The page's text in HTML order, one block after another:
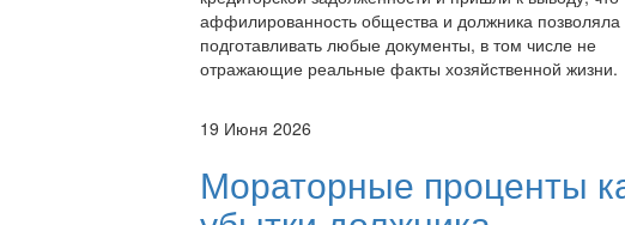
аффилированность общества и должника позволяла
подготавливать любые документы, в том числе не
отражающие реальные факты хозяйственной жизни.
19 Июня 2026
Мораторные проценты